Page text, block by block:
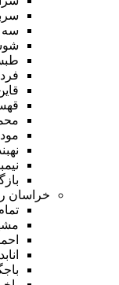
سه
مود
خراسان
انابد